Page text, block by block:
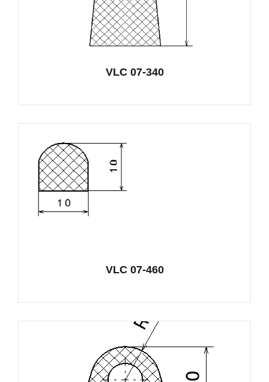
VLC 07-340
VLC 07-460